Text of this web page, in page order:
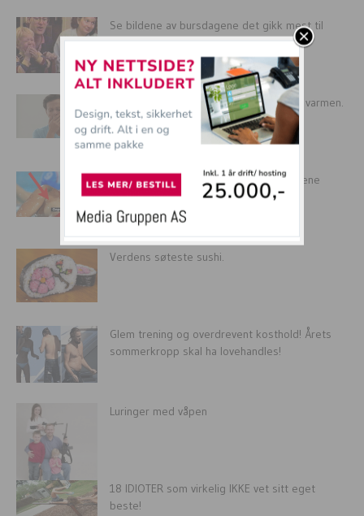
Se bildene av bursdagene det gikk mest til
Tom har ikke sovet på 4 dager grunnet varmen.
Imorgen er...
De mest sexy og litt vonde sportstabbene
gjennom tidene!
Verdens søteste sushi.
Glem trening og overdrevent kosthold! Årets
sommerkropp skal ha lovehandles!
Luringer med våpen
18 IDIOTER som virkelig IKKE vet sitt eget
beste!